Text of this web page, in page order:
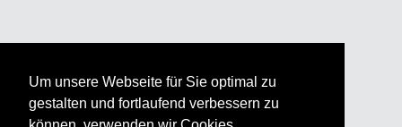
Um unsere Webseite für Sie optimal zu
gestalten und fortlaufend verbessern zu